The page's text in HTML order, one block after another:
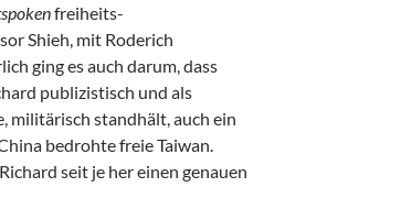
freiheits-
Shieh, mit Roderich
ging es auch darum, dass
publizistisch und als
standhält, auch ein
bedrohte freie Taiwan.
seit je her einen genauen